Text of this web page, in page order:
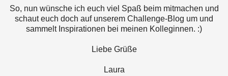
So, nun wünsche ich euch viel Spaß beim mitmachen und
schaut euch doch auf unserem Challenge-Blog um und
sammelt Inspirationen bei meinen Kolleginnen. :)
Liebe Grüße
Laura